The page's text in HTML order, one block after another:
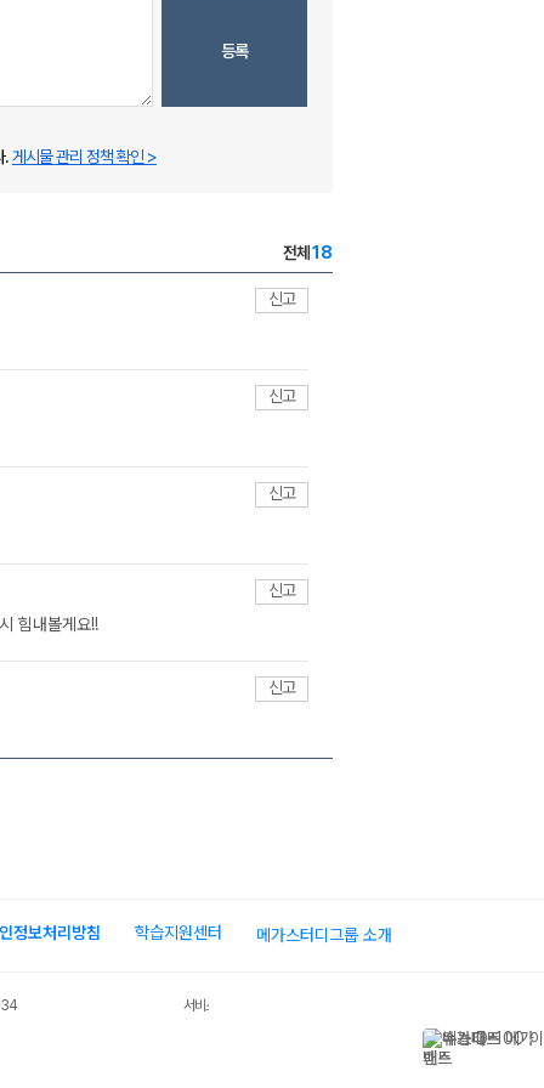
등록
.게시물 관리 정책 확인 >
전체 18
신고
신고
신고
신고
힘내볼게요!!
신고
정보처리방침 학습지원센터 메가스터디그룹 소개
서비스 가입사실 확인